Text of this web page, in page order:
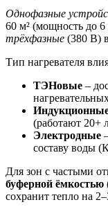
Однофазные
60 м² (мощность до
трёхфазные (380 В)
Тип нагревателя
ТЭНовые –
(работают 20+
Электродные
составу воды
Для зон с частыми
буферной ёмкостью
сохранит тепло на